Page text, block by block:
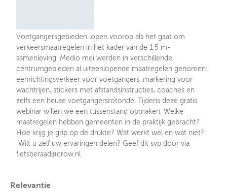
Voetgangersgebieden lopen voorop als het gaat om
verkeersmaatregelen in het kader van de 1,5 m-
samenleving. Medio mei werden in verschillende
centrumgebieden al uiteenlopende maatregelen genomen:
eenrichtingsverkeer voor voetgangers, markering voor
wachtrijen, stickers met afstandsinstructies, coaches en
zelfs een heuse voetgangersrotonde. Tijdens deze gratis
webinar willen we een tussenstand opmaken. Welke
maatregelen hebben gemeenten in de praktijk gebracht?
Hoe krijg je grip op de drukte? Wat werkt wel en wat niet?
Wilt u zelf uw ervaringen delen? Geef dit svp door via
fietsberaad@crow.nl.
Relevantie